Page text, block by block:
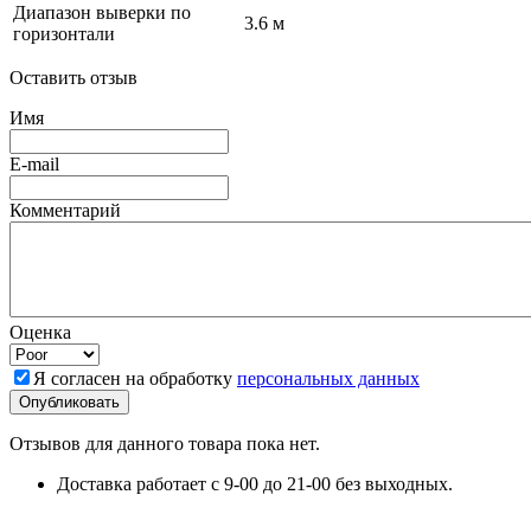
Диапазон выверки по
горизонтали
3.6 м
Оставить отзыв
Имя
E-mail
Комментарий
Оценка
Я согласен на обработку персональных данных
Отзывов для данного товара пока нет.
Доставка работает с 9-00 до 21-00 без выходных.